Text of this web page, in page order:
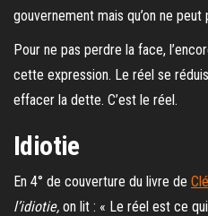
gouvernement mais qu’on ne
Pour ne pas perdre la face,
cette expression. Le réel se
effacer la dette. C’est le réel.
Idiotie
En 4° de couverture du livre de
l’idiotie, on lit : « Le réel est ce